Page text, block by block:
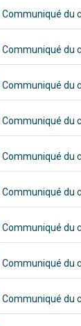
Communiqué du
Communiqué du
Communiqué du
Communiqué du
Communiqué du
Communiqué du
Communiqué du
Communiqué du
Communiqué du